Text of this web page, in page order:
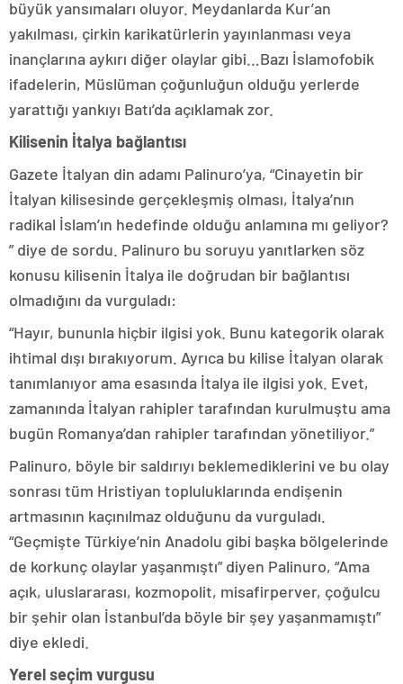
büyük yansımaları oluyor. Meydanlarda Kur’an
yakılması, çirkin karikatürlerin yayınlanması veya
inançlarına aykırı diğer olaylar gibi…Bazı İslamofobik
ifadelerin, Müslüman çoğunluğun olduğu yerlerde
yarattığı yankıyı Batı’da açıklamak zor.
Kilisenin İtalya bağlantısı
Gazete İtalyan din adamı Palinuro’ya, “Cinayetin bir
İtalyan kilisesinde gerçekleşmiş olması, İtalya’nın
radikal İslam’ın hedefinde olduğu anlamına mı geliyor?
” diye de sordu. Palinuro bu soruyu yanıtlarken söz
konusu kilisenin İtalya ile doğrudan bir bağlantısı
olmadığını da vurguladı:
“Hayır, bununla hiçbir ilgisi yok. Bunu kategorik olarak
ihtimal dışı bırakıyorum. Ayrıca bu kilise İtalyan olarak
tanımlanıyor ama esasında İtalya ile ilgisi yok. Evet,
zamanında İtalyan rahipler tarafından kurulmuştu ama
bugün Romanya’dan rahipler tarafından yönetiliyor.”
Palinuro, böyle bir saldırıyı beklemediklerini ve bu olay
sonrası tüm Hristiyan topluluklarında endişenin
artmasının kaçınılmaz olduğunu da vurguladı.
“Geçmişte Türkiye’nin Anadolu gibi başka bölgelerinde
de korkunç olaylar yaşanmıştı” diyen Palinuro, “Ama
açık, uluslararası, kozmopolit, misafirperver, çoğulcu
bir şehir olan İstanbul’da böyle bir şey yaşanmamıştı”
diye ekledi.
Yerel seçim vurgusu